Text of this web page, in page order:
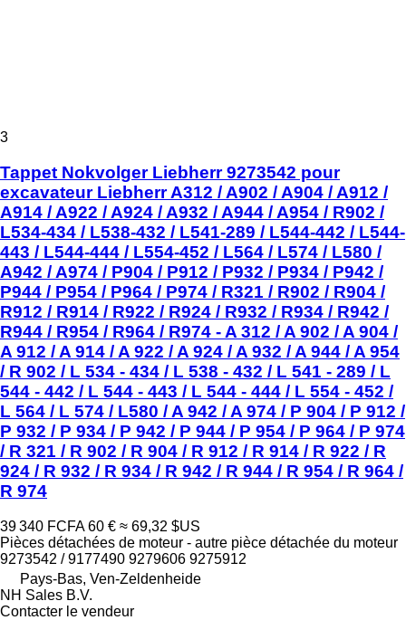
3
Tappet Nokvolger Liebherr 9273542 pour
excavateur Liebherr A312 / A902 / A904 / A912 /
A914 / A922 / A924 / A932 / A944 / A954 / R902 /
L534-434 / L538-432 / L541-289 / L544-442 / L544-
443 / L544-444 / L554-452 / L564 / L574 / L580 /
A942 / A974 / P904 / P912 / P932 / P934 / P942 /
P944 / P954 / P964 / P974 / R321 / R902 / R904 /
R912 / R914 / R922 / R924 / R932 / R934 / R942 /
R944 / R954 / R964 / R974 - A 312 / A 902 / A 904 /
A 912 / A 914 / A 922 / A 924 / A 932 / A 944 / A 954
/ R 902 / L 534 - 434 / L 538 - 432 / L 541 - 289 / L
544 - 442 / L 544 - 443 / L 544 - 444 / L 554 - 452 /
L 564 / L 574 / L580 / A 942 / A 974 / P 904 / P 912 /
P 932 / P 934 / P 942 / P 944 / P 954 / P 964 / P 974
/ R 321 / R 902 / R 904 / R 912 / R 914 / R 922 / R
924 / R 932 / R 934 / R 942 / R 944 / R 954 / R 964 /
R 974
39 340 FCFA 60 € ≈ 69,32 $US
Pièces détachées de moteur - autre pièce détachée du moteur
9273542 / 9177490 9279606 9275912
Pays-Bas, Ven-Zeldenheide
NH Sales B.V.
Contacter le vendeur